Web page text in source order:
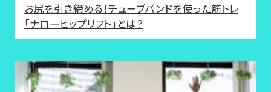
お尻を引き締める！チューブバンドを使った筋トレ
「ナローヒップリフト」とは？